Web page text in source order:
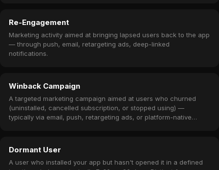
Re-Engagement
Marketing activity aimed at bringing lapsed users back to the app
— through push, email, retargeting ads, deep-linked
notifications.
Winback Campaign
A targeted marketing campaign aimed at users who churned
(uninstalled, cancelled subscription, or stopped using) —
typically via email, push, retargeting ads, or platform-native
Dormant User
A user who installed your app but hasn't opened it in a defined